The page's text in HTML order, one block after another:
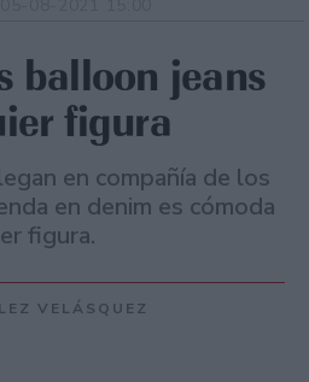
balloon jeans
figura
en compañía de los
en denim es cómoda
figura.
VELÁSQUEZ